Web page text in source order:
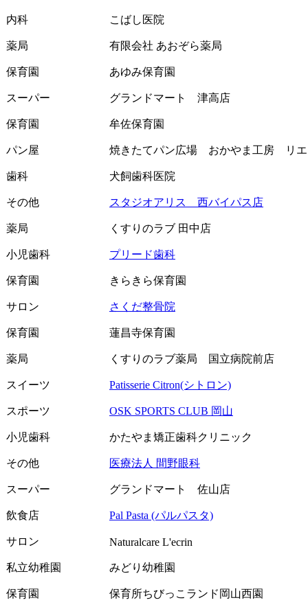
内科 こばし医院
薬局 有限会社 あおぞら薬局
保育園 あゆみ保育園
スーパー グランドマート 津高店
保育園 牟佐保育園
パン屋 焼きたてパン広場 おかやま工房 リエ
歯科 犬飼歯科医院
その他 スタジオアリス 西バイパス店
薬局 くすりのラブ 田中店
小児歯科 プリード歯科
保育園 きらきら保育園
サロン さくだ整骨院
保育園 蓮昌寺保育園
薬局 くすりのラブ薬局 国立病院前店
スイーツ Patisserie Citron(シトロン)
スポーツ OSK SPORTS CLUB 岡山
小児歯科 かたやま矯正歯科クリニック
その他 医療法人 間野眼科
スーパー グランドマート 佐山店
飲食店 Pal Pasta (パルパスタ)
サロン Naturalcare L'ecrin
私立幼稚園 みどり幼稚園
保育園 保育所ちびっこランド岡山西園